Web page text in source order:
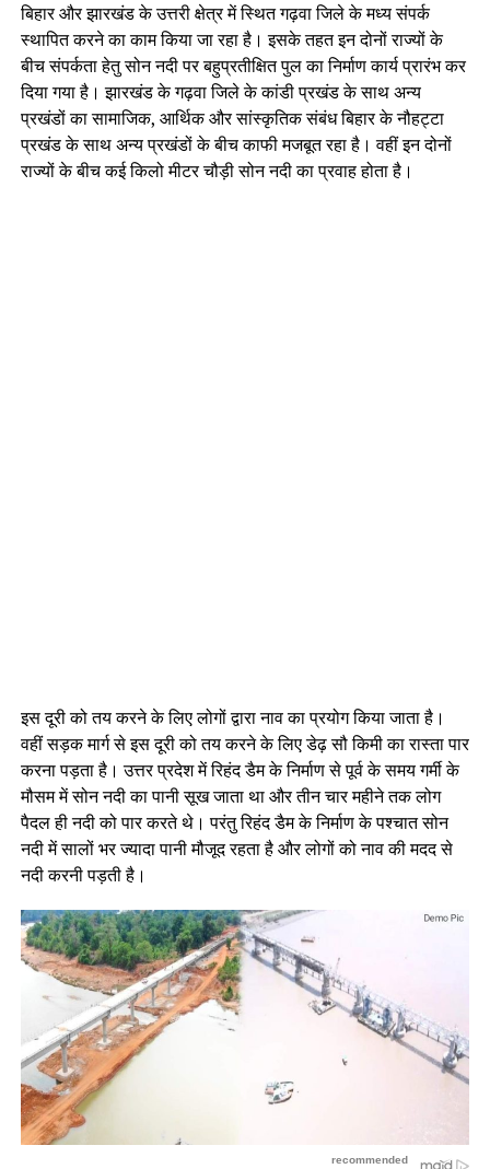
बिहार और झारखंड के उत्तरी क्षेत्र में स्थित गढ़वा जिले के मध्य संपर्क
स्थापित करने का काम किया जा रहा है। इसके तहत इन दोनों राज्यों के
बीच संपर्कता हेतु सोन नदी पर बहुप्रतीक्षित पुल का निर्माण कार्य प्रारंभ कर
दिया गया है। झारखंड के गढ़वा जिले के कांडी प्रखंड के साथ अन्य
प्रखंडों का सामाजिक, आर्थिक और सांस्कृतिक संबंध बिहार के नौहट्टा
प्रखंड के साथ अन्य प्रखंडों के बीच काफी मजबूत रहा है। वहीं इन दोनों
राज्यों के बीच कई किलो मीटर चौड़ी सोन नदी का प्रवाह होता है।
इस दूरी को तय करने के लिए लोगों द्वारा नाव का प्रयोग किया जाता है।
वहीं सड़क मार्ग से इस दूरी को तय करने के लिए डेढ़ सौ किमी का रास्ता पार
करना पड़ता है। उत्तर प्रदेश में रिहंद डैम के निर्माण से पूर्व के समय गर्मी के
मौसम में सोन नदी का पानी सूख जाता था और तीन चार महीने तक लोग
पैदल ही नदी को पार करते थे। परंतु रिहंद डैम के निर्माण के पश्चात सोन
नदी में सालों भर ज्यादा पानी मौजूद रहता है और लोगों को नाव की मदद से
नदी करनी पड़ती है।